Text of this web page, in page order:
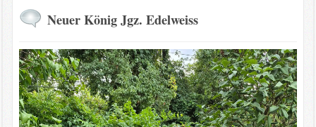
Neuer König Jgz. Edelweiss